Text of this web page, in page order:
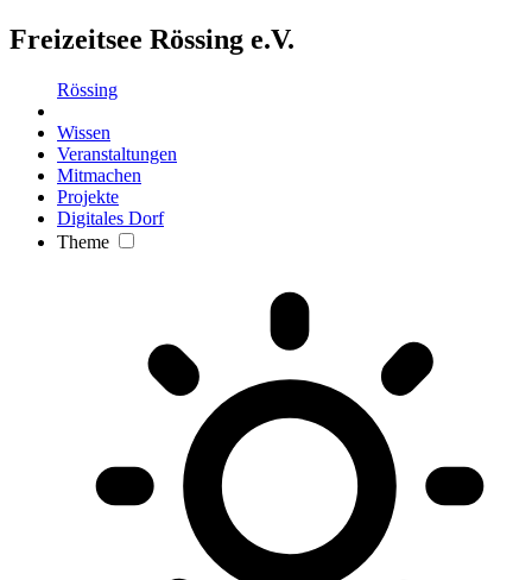
Freizeitsee Rössing e.V.
Rössing
Wissen
Veranstaltungen
Mitmachen
Projekte
Digitales Dorf
Theme